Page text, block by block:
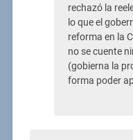
rechazó la
lo que el
reforma en la
no se cuente
(gobierna la
forma poder